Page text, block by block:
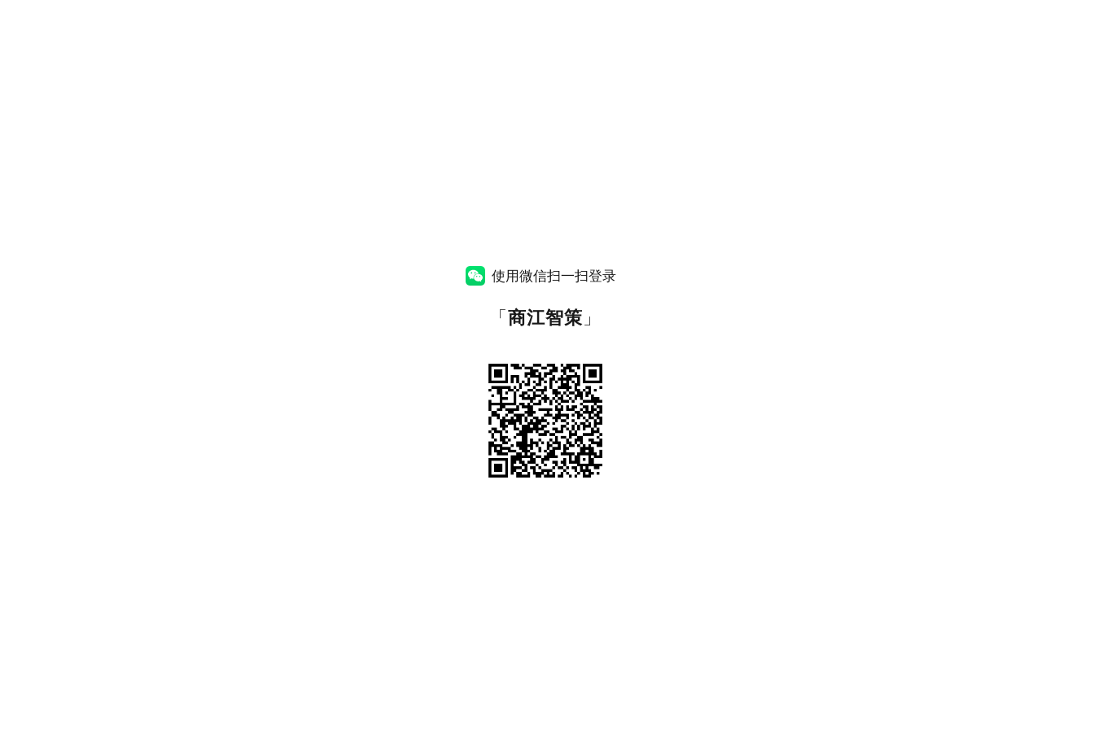
使用微信扫一扫登录
「商江智策 」